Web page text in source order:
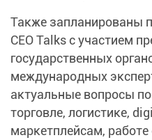
Также запланированы
CEO Talks с участием
государственных
международных
актуальные вопросы
торговле, логистике,
маркетплейсам,